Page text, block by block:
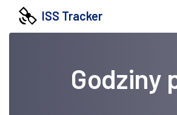
ISS Tracker
Godziny